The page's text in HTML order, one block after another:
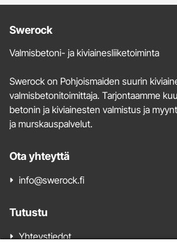
Lisätietoja
ja
Swerock
Valmisbetoni- ja kiviainesliiketoiminta
Swerock on Pohjoismaiden suurin
valmisbetonitoimittaja. Tarjontaamme
betonin ja kiviainesten valmistus ja
ja murskauspalvelut.
Ota yhteyttä
info@swerock.fi
Tutustu
Yhteystiedot